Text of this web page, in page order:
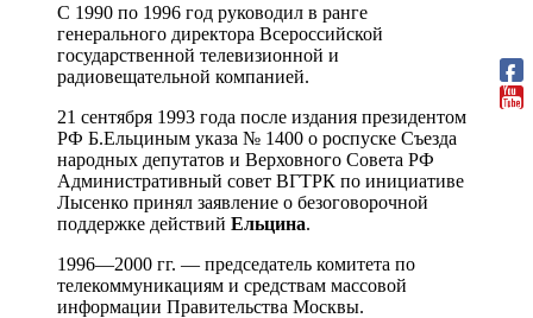
С 1990 по 1996 год руководил в ранге
генерального директора Всероссийской
государственной телевизионной и
радиовещательной компанией.
21 сентября 1993 года после издания президентом
РФ Б.Ельциным указа № 1400 о роспуске Съезда
народных депутатов и Верховного Совета РФ
Административный совет ВГТРК по инициативе
Лысенко принял заявление о безоговорочной
поддержке действий Ельцина.
1996—2000 гг. — председатель комитета по
телекоммуникациям и средствам массовой
информации Правительства Москвы.